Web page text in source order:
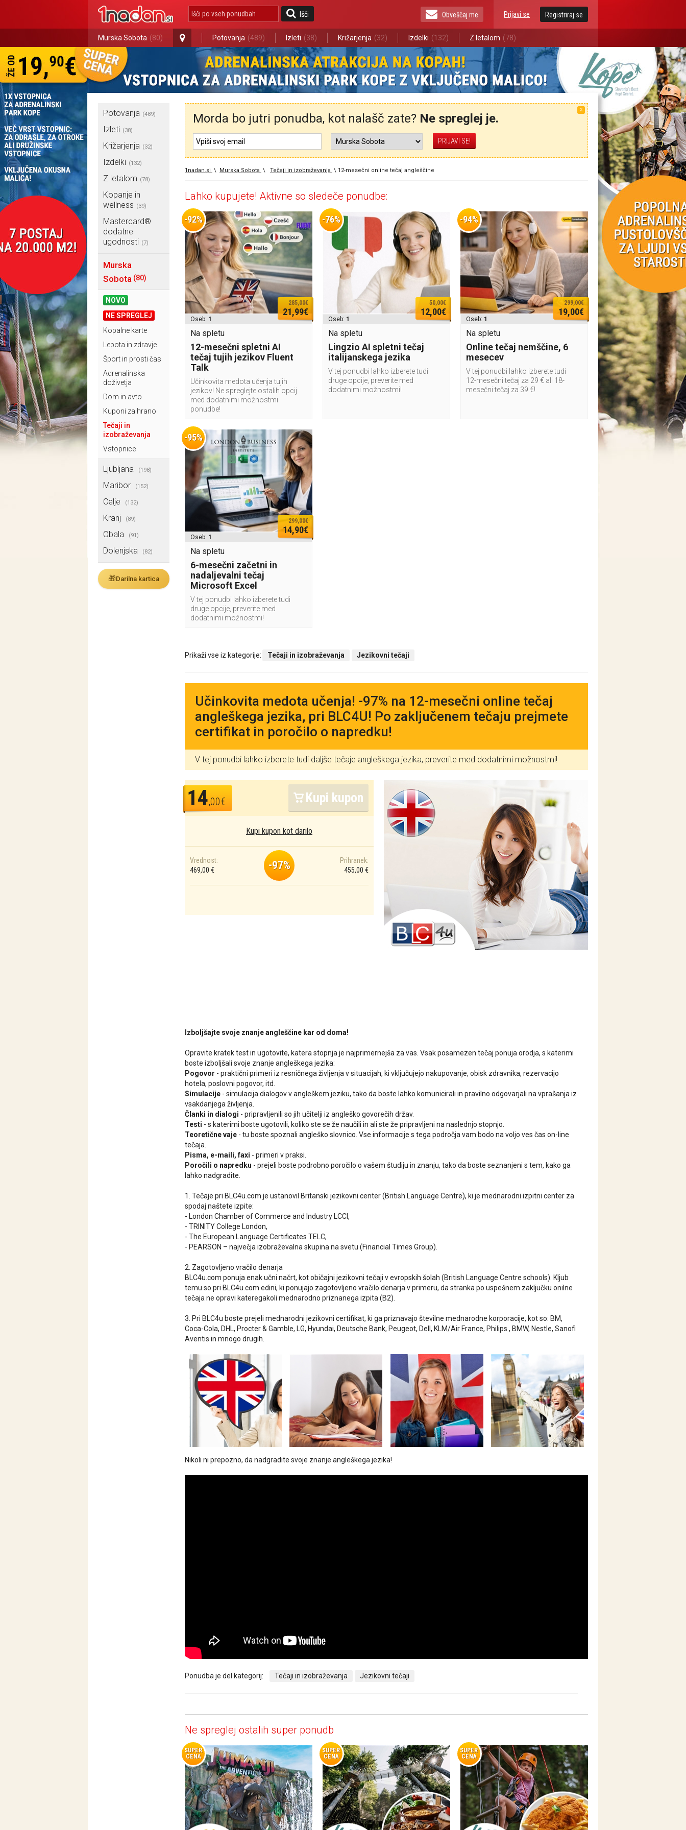
Išči Prijavi se Registriraj se
Obveščaj me
Murska Sobota (80) Potovanja (489) Izleti (38) Križarjenja (32) Izdelki (132) Z letalom (78)
Potovanja (489)
Izleti (38)
Križarjenja (32)
Izdelki (132)
Z letalom (78)
Kopanje in
wellness (39)
Mastercard®
dodatne
ugodnosti (7)
Murska
Sobota (80)
NOVO
NE SPREGLEJ
Kopalne karte
Lepota in zdravje
Šport in prosti čas
Adrenalinska
doživetja
Dom in avto
Kuponi za hrano
Tečaji in
izobraževanja
Vstopnice
Ljubljana (198)
Maribor (152)
Celje (132)
Kranj (89)
Obala (91)
Dolenjska (82)
🎁Darilna kartica
X
Morda bo jutri ponudba, kot nalašč zate? Ne spreglej je.
1nadan.si \ Murska Sobota \ Tečaji in izobraževanja \ 12-mesečni online tečaj angleščine
Lahko kupujete! Aktivne so sledeče ponudbe:
-92%
285,00€
21,99€
Oseb: 1
Na spletu
12-mesečni spletni AI
tečaj tujih jezikov Fluent
Talk
Učinkovita medota učenja tujih
jezikov! Ne spreglejte ostalih opcij
med dodatnimi možnostmi
ponudbe!
-76%
50,00€
12,00€
Oseb: 1
Na spletu
Lingzio AI spletni tečaj
italijanskega jezika
V tej ponudbi lahko izberete tudi
druge opcije, preverite med
dodatnimi možnostmi!
-94%
299,00€
19,00€
Oseb: 1
Na spletu
Online tečaj nemščine, 6
mesecev
V tej ponudbi lahko izberete tudi
12-mesečni tečaj za 29 € ali 18-
mesečni tečaj za 39 €!
-95%
299,00€
14,90€
Oseb: 1
Na spletu
6-mesečni začetni in
nadaljevalni tečaj
Microsoft Excel
V tej ponudbi lahko izberete tudi
druge opcije, preverite med
dodatnimi možnostmi!
Prikaži vse iz kategorije: Tečaji in izobraževanja Jezikovni tečaji
Učinkovita medota učenja! -97% na 12-mesečni online tečaj
angleškega jezika, pri BLC4U! Po zaključenem tečaju prejmete
certifikat in poročilo o napredku!
V tej ponudbi lahko izberete tudi daljše tečaje angleškega jezika, preverite med dodatnimi možnostmi!
14,00€ Kupi kupon
Kupi kupon kot darilo
Vrednost:
469,00 €
-97%
Prihranek:
455,00 €
Izboljšajte svoje znanje angleščine kar od doma!
Opravite kratek test in ugotovite, katera stopnja je najprimernejša za vas. Vsak posamezen tečaj ponuja orodja, s katerimi
boste izboljšali svoje znanje angleškega jezika:
Pogovor - praktični primeri iz resničnega življenja v situacijah, ki vključujejo nakupovanje, obisk zdravnika, rezervacijo
hotela, poslovni pogovor, itd.
Simulacije - simulacija dialogov v angleškem jeziku, tako da boste lahko komunicirali in pravilno odgovarjali na vprašanja iz
vsakdanjega življenja.
Članki in dialogi - pripravljenili so jih učitelji iz angleško govorečih držav.
Testi - s katerimi boste ugotovili, koliko ste se že naučili in ali ste že pripravljeni na naslednjo stopnjo.
Teoretične vaje - tu boste spoznali angleško slovnico. Vse informacije s tega področja vam bodo na voljo ves čas on-line
tečaja.
Pisma, e-maili, faxi - primeri v praksi.
Poročili o napredku - prejeli boste podrobno poročilo o vašem študiju in znanju, tako da boste seznanjeni s tem, kako ga
lahko nadgradite.
1. Tečaje pri BLC4u.com je ustanovil Britanski jezikovni center (British Language Centre), ki je mednarodni izpitni center za
spodaj naštete izpite:
- London Chamber of Commerce and Industry LCCI,
- TRINITY College London,
- The European Language Certificates TELC,
- PEARSON – največja izobraževalna skupina na svetu (Financial Times Group).
2. Zagotovljeno vračilo denarja
BLC4u.com ponuja enak učni načrt, kot običajni jezikovni tečaji v evropskih šolah (British Language Centre schools). Kljub
temu so pri BLC4u.com edini, ki ponujajo zagotovljeno vračilo denarja v primeru, da stranka po uspešnem zaključku onilne
tečaja ne opravi kateregakoli mednarodno priznanega izpita (B2).
3. Pri BLC4u boste prejeli mednarodni jezikovni certifikat, ki ga priznavajo številne mednarodne korporacije, kot so: BM,
Coca-Cola, DHL, Procter & Gamble, LG, Hyundai, Deutsche Bank, Peugeot, Dell, KLM/Air France, Philips , BMW, Nestle, Sanofi
Aventis in mnogo drugih.
Nikoli ni prepozno, da nadgradite svoje znanje angleškega jezika!
Ponudba je del kategorij: Tečaji in izobraževanja Jezikovni tečaji
Ne spreglej ostalih super ponudb
SUPER
CENA
SUPER
CENA
SUPER
CENA